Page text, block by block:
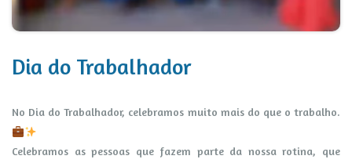
Dia do Trabalhador
No Dia do Trabalhador, celebramos muito mais do que o trabalho.
Celebramos as pessoas que fazem parte da nossa rotina, que